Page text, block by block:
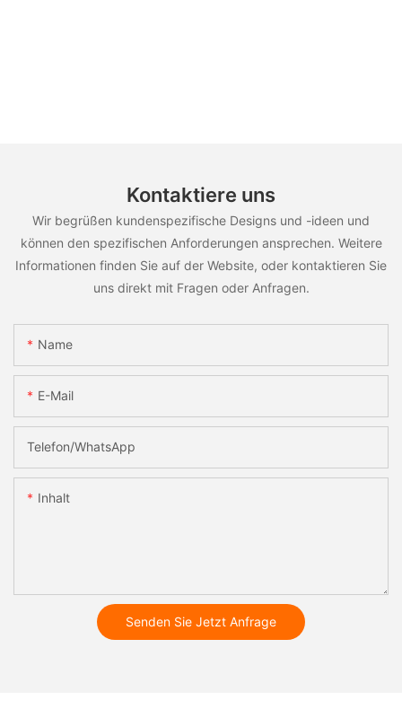
Kontaktiere uns
Wir begrüßen kundenspezifische Designs und -ideen und
können den spezifischen Anforderungen ansprechen. Weitere
Informationen finden Sie auf der Website, oder kontaktieren Sie
uns direkt mit Fragen oder Anfragen.
Name
E-Mail
Telefon/WhatsApp
Inhalt
Senden Sie Jetzt Anfrage